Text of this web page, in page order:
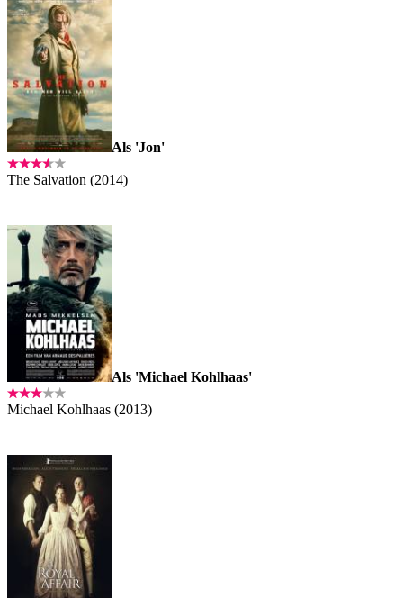
Als 'Jon'
The Salvation (2014)
Als 'Michael Kohlhaas'
Michael Kohlhaas (2013)